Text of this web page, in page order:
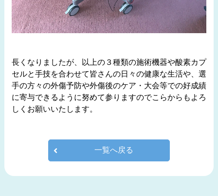
長くなりましたが、以上の３種類の施術機器や酸素カプ
セルと手技を合わせて皆さんの日々の健康な生活や、選
手の方々の外傷予防や外傷後のケア・大会等での好成績
に寄与できるように努めて参りますのでこらからもよろ
しくお願いいたします。
一覧へ戻る